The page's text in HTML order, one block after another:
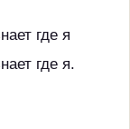
где я
где я.